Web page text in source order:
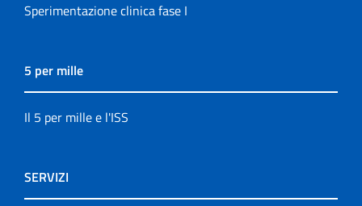
Sperimentazione clinica fase I
5 per mille
Il 5 per mille e l'ISS
SERVIZI